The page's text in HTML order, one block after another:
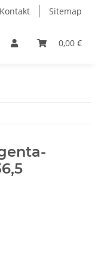
Kontakt Sitemap
0,00 €
Wintersport Zubehör